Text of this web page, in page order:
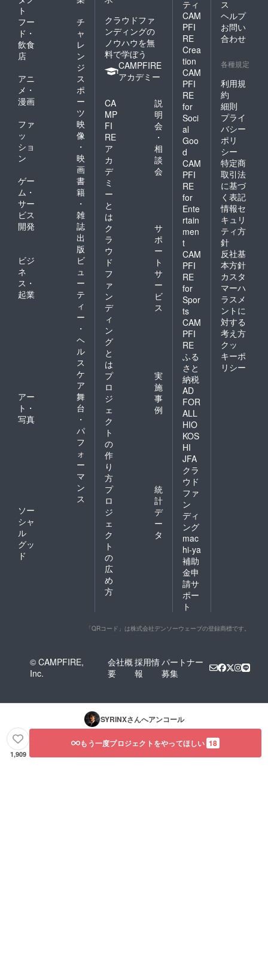
ト
フー
ド・
飲食
店
チ
ャ
レ
ン
ジ
アニ
メ・
漫画
ス
ポ
ー
ツ
ファ
ッ
ショ
ン
映
像
・
映
画
ゲー
ム・
サー
ビス
開発
書
籍
・
雑
誌
出
版
ビジ
ネ
ス・
起業
ビ
ュ
ー
テ
ィ
ー
・
ヘ
ル
ス
ケ
ア
アー
ト・
写真
舞
台
・
パ
フ
ォ
ー
マ
ン
ス
ソー
シャ
ル
グッ
ド
クラウドファ
ンディングの
ノウハウを無
料で学ぼう
CAMPFIRE
アカデミー
CA
MP
FI
RE
ア
カ
デ
ミ
ー
と
は
説
明
会
・
相
談
会
ク
ラ
ウ
ド
フ
ァ
ン
デ
ィ
ン
グ
と
は
サ
ポ
ー
ト
サ
ー
ビ
ス
プ
ロ
ジ
ェ
ク
ト
の
作
り
方
実
施
事
例
プ
ロ
ジ
ェ
ク
ト
の
広
め
方
統
計
デ
ー
タ
ティ
CAM
PFI
RE
Crea
tion
CAM
PFI
RE
for
Soci
al
Goo
d
CAM
PFI
RE
for
Ente
rtain
men
t
CAM
PFI
RE
for
Spor
ts
CAM
PFI
RE
ふる
さと
納税
AD
FOR
ALL
HIO
KOS
HI
JFA
クラ
ウド
ファ
ン
ディ
ング
mac
hi-ya
補助
金申
請サ
ポー
ト
ス
ヘルプ
お問い
合わせ
各種規定
利用規
約
細則
プライ
バシー
ポリ
シー
特定商
取引法
に基づ
く表記
情報セ
キュリ
ティ方
針
反社基
本方針
カスタ
マーハ
ラスメ
ントに
対する
考え方
クッ
キーポ
リシー
「QRコード」は株式会社デンソーウェーブの登録商標です。
© CAMPFIRE,
Inc.
会社概
要
採用情
報
パートナー
募集
SYRINXさんへアンコール
1,909
もう一度プロジェクトをやってほしい 18